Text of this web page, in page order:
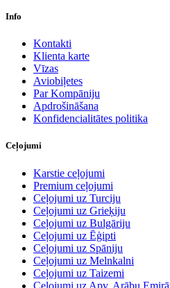
Info
Kontakti
Klienta karte
Vīzas
Aviobiļetes
Par Kompāniju
Apdrošināšana
Konfidencialitātes politika
Ceļojumi
Karstie ceļojumi
Premium ceļojumi
Ceļojumi uz Turciju
Ceļojumi uz Grieķiju
Ceļojumi uz Bulgāriju
Ceļojumi uz Ēģipti
Ceļojumi uz Spāniju
Ceļojumi uz Melnkalni
Ceļojumi uz Taizemi
Ceļojumi uz Apv. Arābu